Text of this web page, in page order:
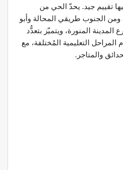
تقييم جيد. يحدّ الحي من
الجنوب طريقي المحالة وأبو
المنورة، ويتميّز بتعدُّد
التعليمية المُختلفة، مع
والمتاجر.